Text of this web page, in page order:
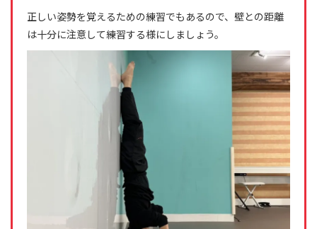
正しい姿勢を覚えるための練習でもあるので、壁との距離
は十分に注意して練習する様にしましょう。